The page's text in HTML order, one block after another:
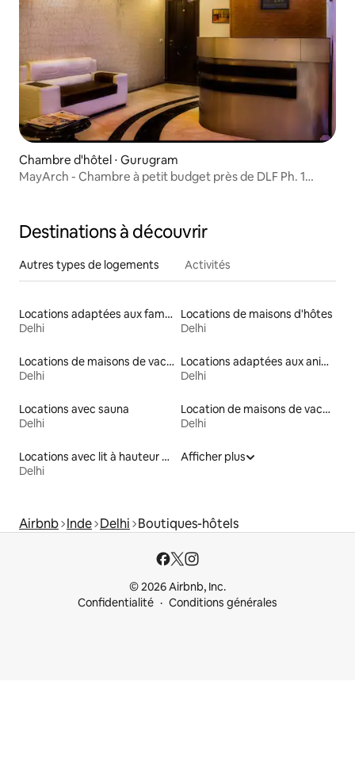
Chambre d'hôtel ⋅ Gurugram
MayArch - Chambre à petit budget près de DLF Ph. 1
Destinations à découvrir
Autres types de logements Activités
Locations adaptées aux familles
Delhi
Locations de maisons d'hôtes
Delhi
Locations de maisons de vacances
Delhi
Locations adaptées aux animaux
Delhi
Locations avec sauna
Delhi
Location de maisons de vacances
Delhi
Locations avec lit à hauteur adaptée
Delhi
Afficher plus
Airbnb Inde Delhi Boutiques-hôtels
© 2026 Airbnb, Inc.
Confidentialité
Conditions générales